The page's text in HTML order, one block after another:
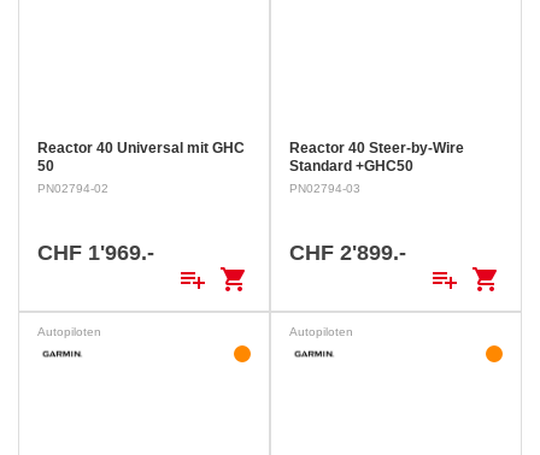
Reactor 40 Universal mit GHC
50
PN02794-02
CHF 1'969.-
playlist_add shopping_cart
Reactor 40 Steer-by-Wire
Standard +GHC50
PN02794-03
CHF 2'899.-
playlist_add shopping_cart
Autopiloten Autopiloten